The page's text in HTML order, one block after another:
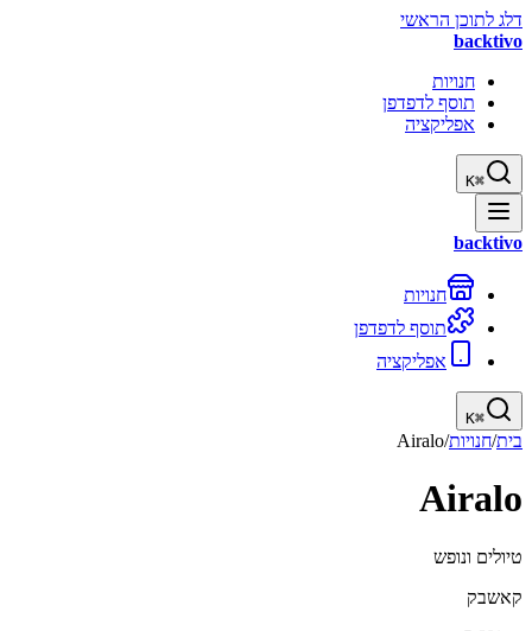
דלג לתוכן הראשי
backtivo
חנויות
תוסף לדפדפן
אפליקציה
⌘
K
backtivo
חנויות
תוסף לדפדפן
אפליקציה
⌘
K
בית/חנויות/
Airalo
Airalo
טיולים ונופש
קאשבק